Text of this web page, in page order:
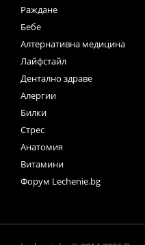
Раждане
Бебе
Алтернативна медицина
Лайфстайл
Дентално здраве
Алергии
Билки
Стрес
Анатомия
Витамини
Форум Lechenie.bg